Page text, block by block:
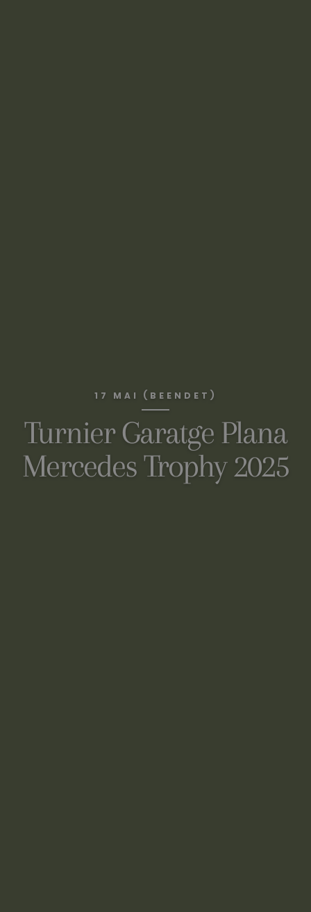
17 MAI (BEENDET)
Turnier Garatge Plana
Mercedes Trophy 2025